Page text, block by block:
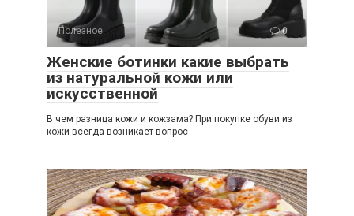
Полезное 0
Женские ботинки какие выбрать
из натуральной кожи или
искусственной
В чем разница кожи и кожзама? При покупке обуви из
кожи всегда возникает вопрос